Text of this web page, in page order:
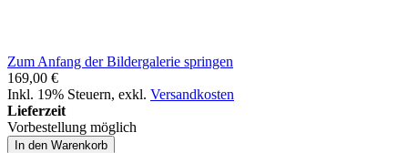
Zum Anfang der Bildergalerie springen
169,00 €
Inkl. 19% Steuern, exkl. Versandkosten
Lieferzeit
Vorbestellung möglich
In den Warenkorb